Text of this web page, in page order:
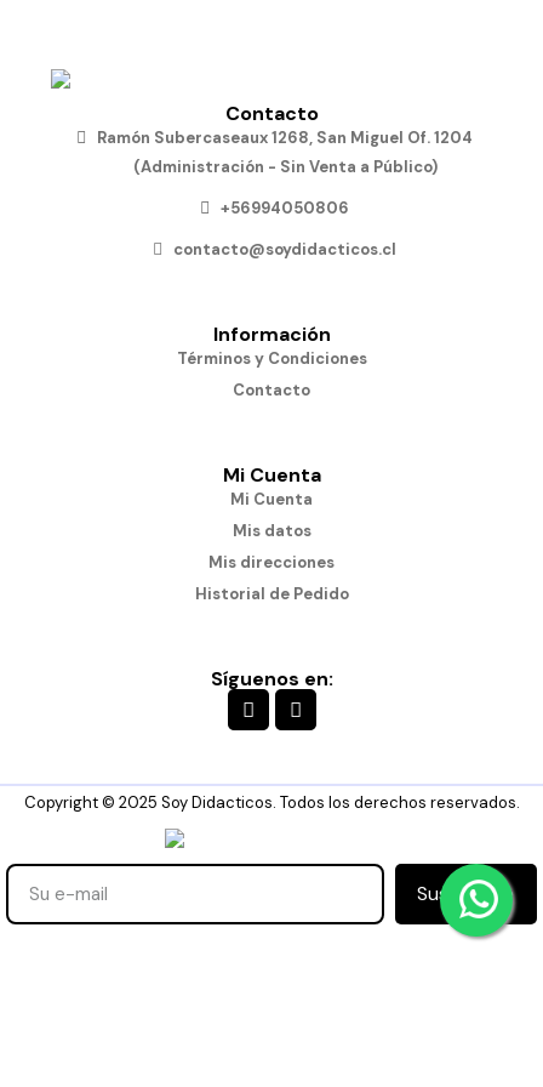
Contacto
Ramón Subercaseaux 1268, San Miguel Of. 1204
(Administración - Sin Venta a Público)
+56994050806
contacto@soydidacticos.cl
Información
Términos y Condiciones
Contacto
Mi Cuenta
Mi Cuenta
Mis datos
Mis direcciones
Historial de Pedido
Síguenos en:
Copyright © 2025 Soy Didacticos. Todos los derechos reservados.
Suscribirse